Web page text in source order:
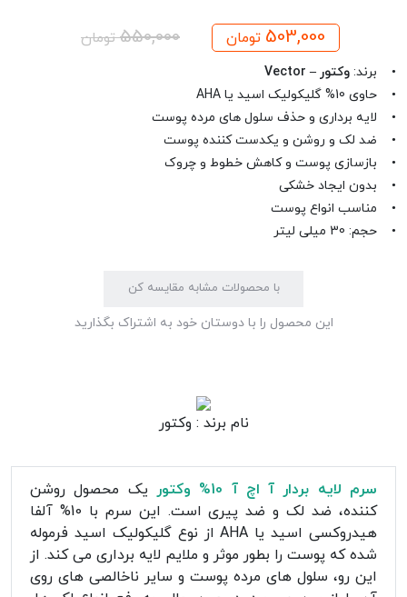
503,000 تومان 550,000تومان
• برند: وکتور – Vector
• حاوی 10% گلیکولیک اسید یا AHA
• لایه برداری و حذف سلول های مرده پوست
• ضد لک و روشن و یکدست کننده پوست
• بازسازی پوست و کاهش خطوط و چروک
• بدون ایجاد خشکی
• مناسب انواع پوست
• حجم: 30 میلی لیتر
با محصولات مشابه مقایسه کن
این محصول را با دوستان خود به اشتراک بگذارید
نام برند : وکتور
سرم لایه بردار آ اچ آ 10% وکتور
یک محصول روشن
کننده، ضد لک و ضد پیری است. این سرم با 10% آلفا
هیدروکسی اسید یا AHA از نوع گلیکولیک اسید فرموله
شده که پوست را بطور موثر و ملایم لایه برداری می کند. از
این رو، سلول های مرده پوست و سایر ناخالصی های روی